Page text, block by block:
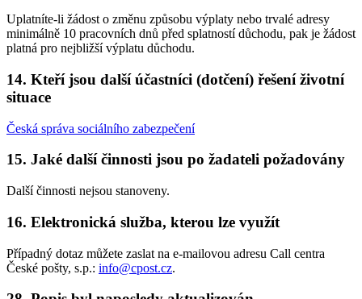
Uplatníte-li žádost o změnu způsobu výplaty nebo trvalé adresy
minimálně 10 pracovních dnů před splatností důchodu, pak je žádost
platná pro nejbližší výplatu důchodu.
14. Kteří jsou další účastníci (dotčení) řešení životní
situace
Česká správa sociálního zabezpečení
15. Jaké další činnosti jsou po žadateli požadovány
Další činnosti nejsou stanoveny.
16. Elektronická služba, kterou lze využít
Případný dotaz můžete zaslat na e-mailovou adresu Call centra
České pošty, s.p.: info@cpost.cz.